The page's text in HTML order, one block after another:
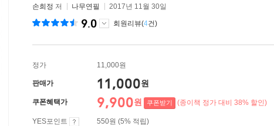
손희정 저 나무연필 2017년 11월 30일
9.0 회원리뷰(4건)
정가 11,000원
판매가 11,000원
쿠폰혜택가 9,900원 쿠폰받기 (종이책 정가 대비 38% 할인)
YES포인트
550원 (5% 적립)